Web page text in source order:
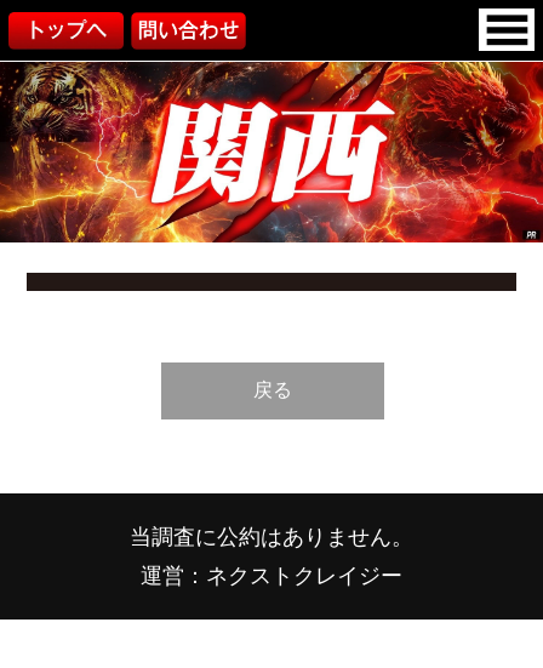
戻る
当調査に公約はありません。
運営：ネクストクレイジー